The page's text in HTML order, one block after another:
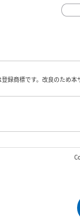
録商標です。改良のため本